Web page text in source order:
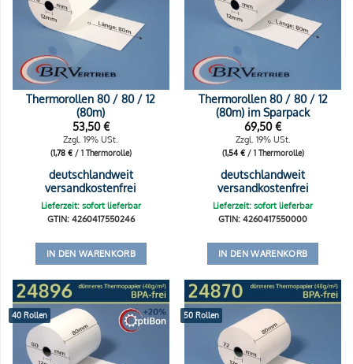
Thermorollen 80 / 80 / 12
(80m)
53,50€
Zzgl. 19% USt.
(1,78 €/ 1 Thermorolle)
deutschlandweit
versandkostenfrei
Lieferzeit: sofort lieferbar
GTIN: 4260417550246
IN DEN WARENKORB
Thermorollen 80 / 80 / 12
(80m) im Sparpack
69,50€
Zzgl. 19% USt.
(1,54 €/ 1 Thermorolle)
deutschlandweit
versandkostenfrei
Lieferzeit: sofort lieferbar
GTIN: 4260417550000
IN DEN WARENKORB
40 Rollen 50 Rollen